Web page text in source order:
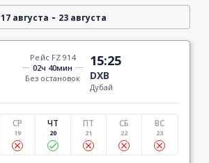
17 августа - 23 августа
Рейс FZ 914
02ч 40мин
Без остановок
15:25
DXB
Дубай
СР
19
ЧТ
20
ПТ
21
СБ
22
ВС
23